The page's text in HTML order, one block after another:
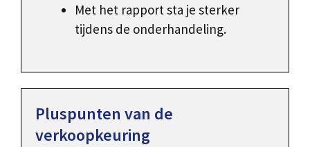
Met het rapport sta je sterker
tijdens de onderhandeling.
Pluspunten van de
verkoopkeuring